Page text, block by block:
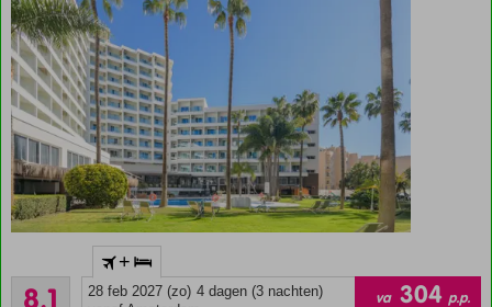
Familiehotel
vernieuwd
in de winter
Zeer goed
320
+
28 feb 2027 (zo) 4 dagen (3 nachten)
va 304 p.p.